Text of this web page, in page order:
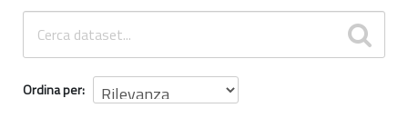
INFORMAZIONI
Ordina per